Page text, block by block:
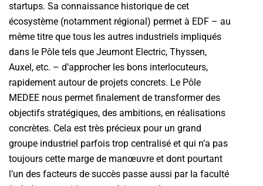
startups. Sa connaissance historique de cet
écosystème (notamment régional) permet à EDF – au
même titre que tous les autres industriels impliqués
dans le Pôle tels que Jeumont Electric, Thyssen,
Auxel, etc. – d’approcher les bons interlocuteurs,
rapidement autour de projets concrets. Le Pôle
MEDEE nous permet finalement de transformer des
objectifs stratégiques, des ambitions, en réalisations
concrètes. Cela est très précieux pour un grand
groupe industriel parfois trop centralisé et qui n’a pas
toujours cette marge de manœuvre et dont pourtant
l’un des facteurs de succès passe aussi par la faculté